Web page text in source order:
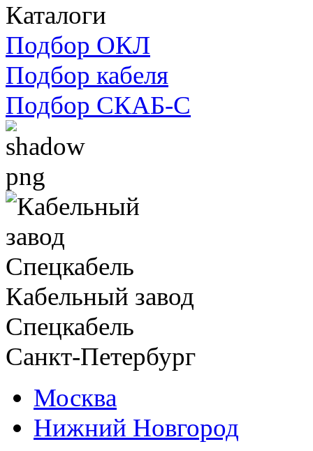
Каталоги
Подбор ОКЛ
Подбор кабеля
Подбор СКАБ-С
Кабельный завод
Спецкабель
Санкт-Петербург
Москва
Нижний Новгород